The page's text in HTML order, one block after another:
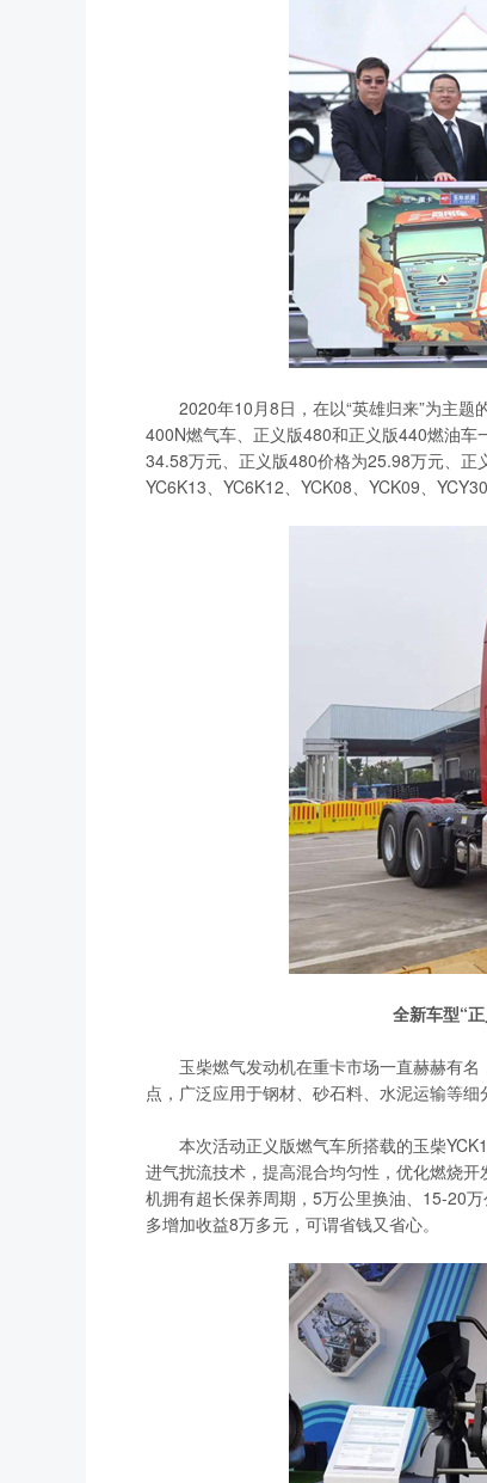
2020年10月8日，在以“英雄归来”为主题
400N燃气车、正义版480和正义版440燃油
34.58万元、正义版480价格为25.98万元、正
YC6K13、YC6K12、YCK08、YCK09、
全新车型“
玉柴燃气发动机在重卡市场一直赫赫有名
点，广泛应用于钢材、砂石料、水泥运输等细
本次活动正义版燃气车所搭载的玉柴
进气扰流技术，提高混合均匀性，优化燃烧
机拥有超长保养周期，5万公里换油、15-20
多增加收益8万多元，可谓省钱又省心。